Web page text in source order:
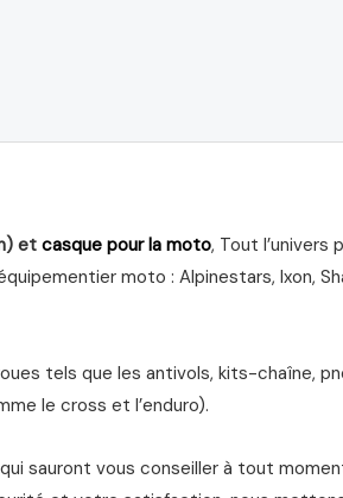
et casque pour la moto, Tout l’univers
moto : Alpinestars, Ixon,
tels que les antivols, kits-chaîne,
le cross et l’enduro).
sauront vous conseiller à tout